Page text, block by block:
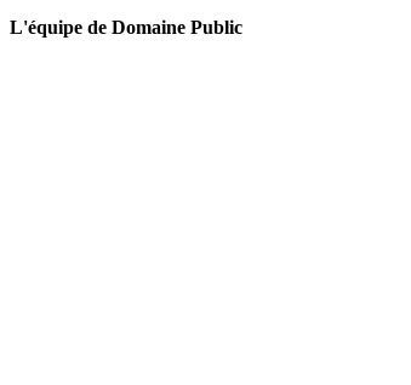
L'équipe de Domaine Public